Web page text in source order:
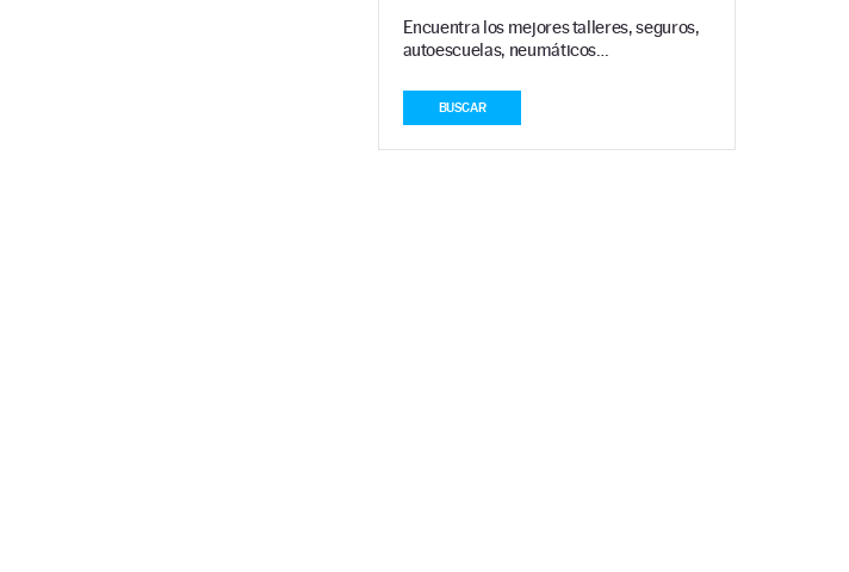
Encuentra los mejores talleres, seguros,
autoescuelas, neumáticos…
BUSCAR